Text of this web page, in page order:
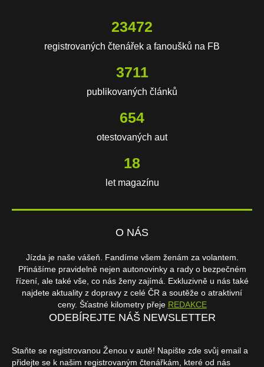
23472
registrovaných čtenářek a fanoušků na FB
3711
publikovaných článků
654
otestovaných aut
18
let magazínu
O NÁS
Jízda je naše vášeň. Fandíme všem ženám za volantem.
Přinášíme pravidelně nejen autonovinky a rady o bezpečném
řízení, ale také vše, co nás ženy zajímá. Exkluzivně u nás také
najdete aktuality z dopravy z celé ČR a soutěže o atraktivní
ceny. Šťastné kilometry přeje REDAKCE
ODEBÍREJTE NÁŠ NEWSLETTER
Staňte se registrovanou Ženou v autě! Napište zde svůj email a
přidejte se k našim registrovaným čtenářkám, které od nás